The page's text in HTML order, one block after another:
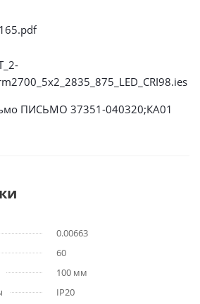
ПИСЬМО 37351-040320;КА01
0.00663
60
100 мм
IP20